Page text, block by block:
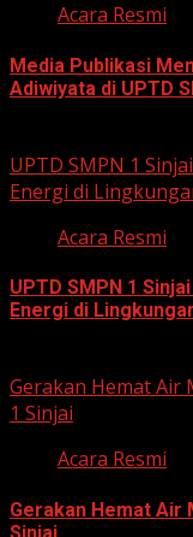
Acara Resmi
Media Publikasi
Adiwiyata di UPTD
UPTD SMPN 1
Energi di
Acara Resmi
UPTD SMPN 1
Energi di
Gerakan Hemat Air
1 Sinjai
Acara Resmi
Gerakan Hemat Air
Sinjai